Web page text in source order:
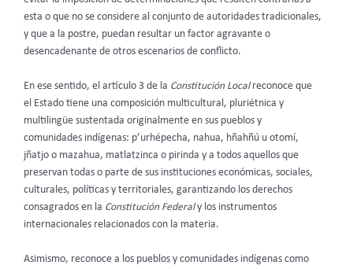
esta o que no se considere al conjunto de autoridades tradicionales,
y que a la postre, puedan resultar un factor agravante o
desencadenante de otros escenarios de conflicto.
En ese sentido, el artículo 3 de la Constitución Localreconoce que
el Estado tiene una composición multicultural, pluriétnica y
multilingüe sustentada originalmente en sus pueblos y
comunidades indígenas: p’urhépecha, nahua, hñahñú u otomí,
jñatjo o mazahua, matlatzinca o pirinda y a todos aquellos que
preservan todas o parte de sus instituciones económicas, sociales,
culturales, políticas y territoriales, garantizando los derechos
consagrados en la Constitución Federaly los instrumentos
internacionales relacionados con la materia.
Asimismo, reconoce a los pueblos y comunidades indígenas como